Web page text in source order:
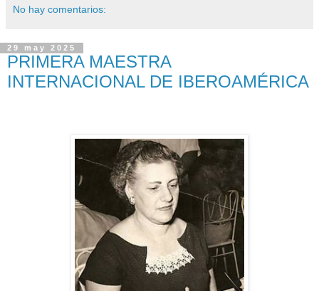
No hay comentarios:
29 may 2025
PRIMERA MAESTRA
INTERNACIONAL DE IBEROAMÉRICA